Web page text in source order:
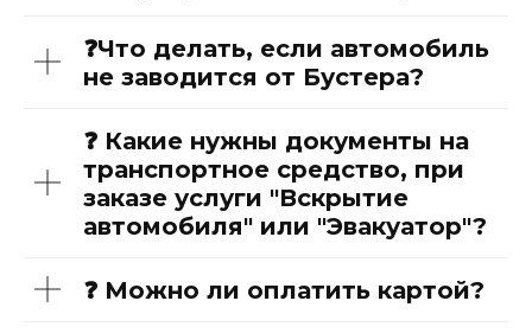
❓Что делать, если автомобиль
не заводится от Бустера?
❓ Какие нужны документы на
транспортное средство, при
заказе услуги "Вскрытие
автомобиля" или "Эвакуатор"?
❓ Можно ли оплатить картой?